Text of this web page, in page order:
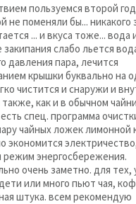
пользуемся второй
не поменяли бы... никакого
... и вкуса тоже... вода
закипания слабо льется
давления пара, лечится
крышки буквально на
чистится и снаружи и
как и в обычном
спец. программа
чайных ложек лимонной
экономится
режим энергосбережения.
очень заметно. для тех,
или много пьют чая,
штука. всем рекомендую